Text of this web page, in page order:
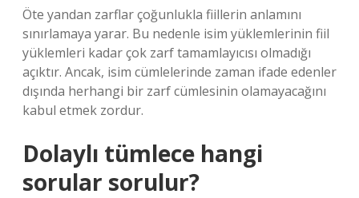
Öte yandan zarflar çoğunlukla fiillerin anlamını
sınırlamaya yarar. Bu nedenle isim yüklemlerinin fiil
yüklemleri kadar çok zarf tamamlayıcısı olmadığı
açıktır. Ancak, isim cümlelerinde zaman ifade edenler
dışında herhangi bir zarf cümlesinin olamayacağını
kabul etmek zordur.
Dolaylı tümlece hangi
sorular sorulur?